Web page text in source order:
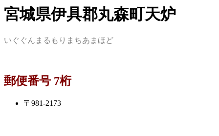
宮城県伊具郡丸森町天炉
いぐぐんまるもりまちあまほど
郵便番号 7桁
〒981-2173